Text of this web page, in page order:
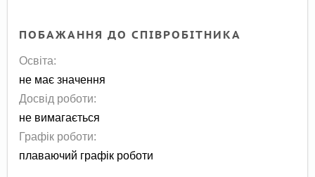
ПОБАЖАННЯ ДО СПІВРОБІТНИКА
Освіта:
не має значення
Досвід роботи:
не вимагається
Графік роботи:
плаваючий графік роботи